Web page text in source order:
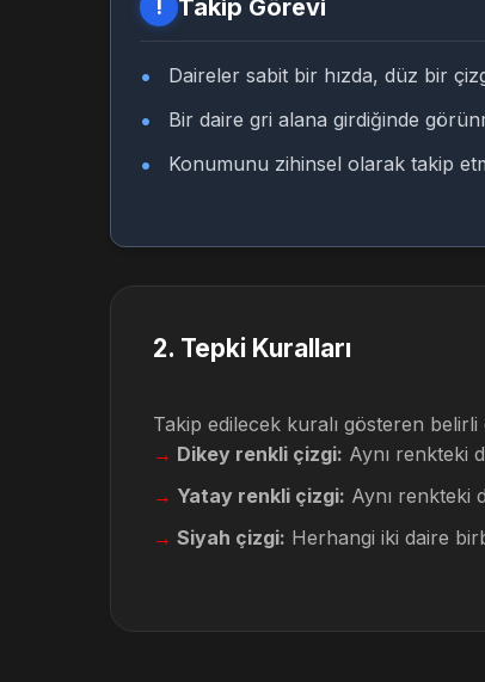
! Takip Görevi
Daireler sabit bir hızda, düz bir
Bir daire gri alana girdiğinde
Konumunu zihinsel olarak takip
2. Tepki Kuralları
Takip edilecek kuralı gösteren
Dikey renkli çizgi: Aynı renkteki
Yatay renkli çizgi: Aynı renkteki
Siyah çizgi: Herhangi iki daire